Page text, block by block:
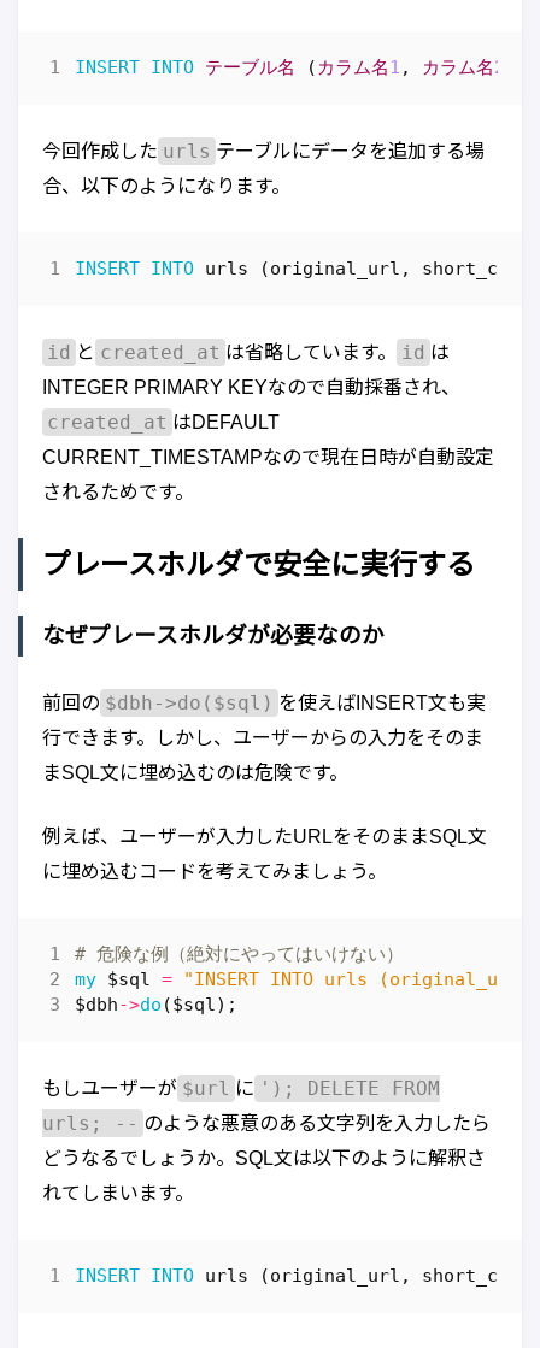
INSERT INTO テーブル名 ( カラム名 1 , カラム名2
今回作成した urls テーブルにデータを追加する場
合、以下のようになります。
INSERT INTO urls (original_url , short_code
id と created_at は省略しています。 id は
INTEGER PRIMARY KEYなので自動採番され、
created_at はDEFAULT
CURRENT_TIMESTAMPなので現在日時が自動設定
されるためです。
プレースホルダで安全に実行する
なぜプレースホルダが必要なのか
前回の $dbh->do($sql) を使えばINSERT文も実
行できます。しかし、ユーザーからの入力をそのま
まSQL文に埋め込むのは危険です。
例えば、ユーザーが入力したURLをそのままSQL文
に埋め込むコードを考えてみましょう。
# 危険な例（絶対にやってはいけない）
my $sql =
"INSERT INTO urls
$dbh->do ($sql);
もしユーザーが $url に '); DELETE FROM
urls; -- のような悪意のある文字列を入力したら
どうなるでしょうか。SQL文は以下のように解釈さ
れてしまいます。
INSERT INTO urls (original_url , short_code